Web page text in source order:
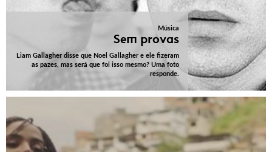
Música
Sem provas
Liam Gallagher disse que Noel Gallagher e ele fizeram
as pazes, mas será que foi isso mesmo? Uma foto
responde.